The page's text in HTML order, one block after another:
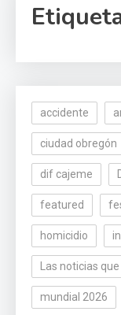
accidente
ciudad obregón
dif cajeme
featured
homicidio
Las noticias
mundial 2026